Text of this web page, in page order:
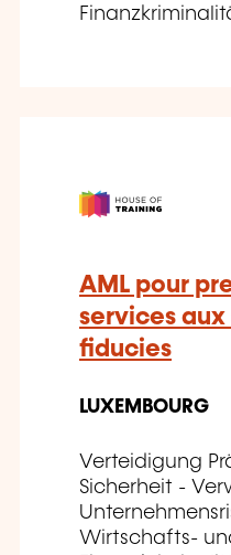
AML pour
services
fiducies
LUXEMBOURG
Verteidigung
Sicherheit -
Wirtschafts-